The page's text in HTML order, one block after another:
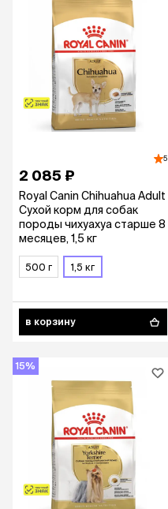
5
2 085 ₽
Royal Canin Chihuahua Adult
Сухой корм для собак
породы чихуахуа старше 8
месяцев, 1,5 кг
500 г 1,5 кг
в корзину
15%